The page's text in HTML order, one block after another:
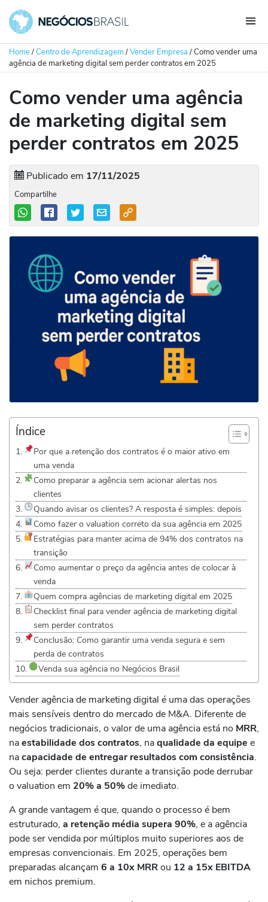
Home/Centro de Aprendizagem/Vender Empresa/Como vender uma
agência de marketing digital sem perder contratos em 2025
Como vender uma agência
de marketing digital sem
perder contratos em 2025
Publicado em 17/11/2025
Compartilhe
Índice
Por que a retenção dos contratos é o maior ativo em
uma venda
Como preparar a agência sem acionar alertas nos
clientes
Quando avisar os clientes? A resposta é simples: depois
Como fazer o valuation correto da sua agência em 2025
Estratégias para manter acima de 94% dos contratos na
transição
Como aumentar o preço da agência antes de colocar à
venda
Quem compra agências de marketing digital em 2025
Checklist final para vender agência de marketing digital
sem perder contratos
Conclusão: Como garantir uma venda segura e sem
perda de contratos
Venda sua agência no Negócios Brasil
Vender agência de marketing digital é uma das operações
mais sensíveis dentro do mercado de M&A. Diferente de
negócios tradicionais, o valor de uma agência está no MRR,
naestabilidade dos contratos, naqualidade da equipe e
nacapacidade de entregar resultados com consistência.
Ou seja: perder clientes durante a transição pode derrubar
o valuation em 20% a 50%de imediato.
A grande vantagem é que, quando o processo é bem
estruturado, a retenção média supera 90%, e a agência
pode ser vendida por múltiplos muito superiores aos de
empresas convencionais. Em 2025, operações bem
preparadas alcançam 6 a 10x MRRou 12 a 15x EBITDA
em nichos premium.